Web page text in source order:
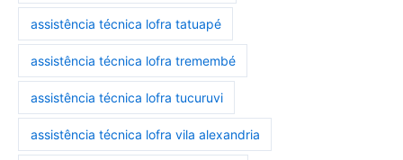
assistência técnica lofra tatuapé
assistência técnica lofra tremembé
assistência técnica lofra tucuruvi
assistência técnica lofra vila alexandria